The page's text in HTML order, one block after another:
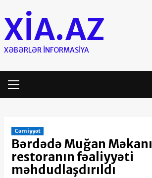
to
content
XIA.AZ
XƏBƏRLƏR INFORMASIYA
Menu
Cəmiyyət
Bərdədə Muğan Məkanı
restoranın fəaliyyəti
məhdudlaşdırıldı